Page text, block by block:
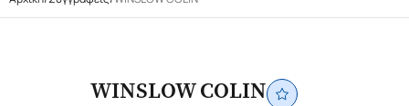
WINSLOW COLIN